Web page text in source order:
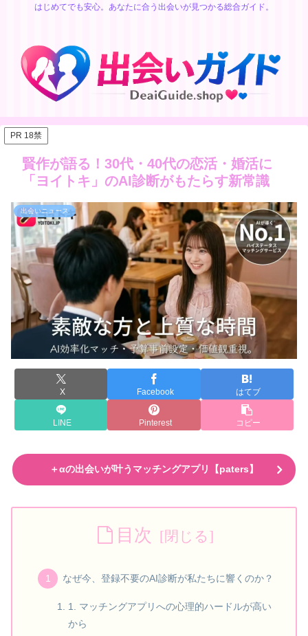
はじめてでも安心。あなたに合う出会いが見つかる総合ガイド。
PR 18禁
賢作が語る！30代・40代の恋活・婚活に
「ヨイトキ」のAI診断がもたらす新常識
出会いニュース
X Facebook はてブ
LINE Pinterest コピー
＋αの出会いが叶うマッチングアプリ【paters】
目次
なぜ今、登録不要のAI診断が私たちに響くのか？
1. マッチングアプリへの心理的ハードルが高い
から